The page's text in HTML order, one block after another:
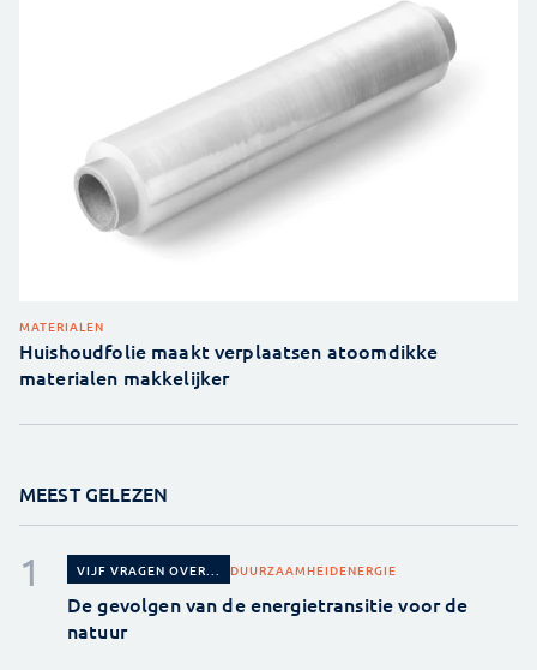
MATERIALEN
Huishoudfolie maakt verplaatsen atoomdikke
materialen makkelijker
MEEST GELEZEN
VIJF VRAGEN OVER... DUURZAAMHEIDENERGIE
De gevolgen van de energietransitie voor de
natuur